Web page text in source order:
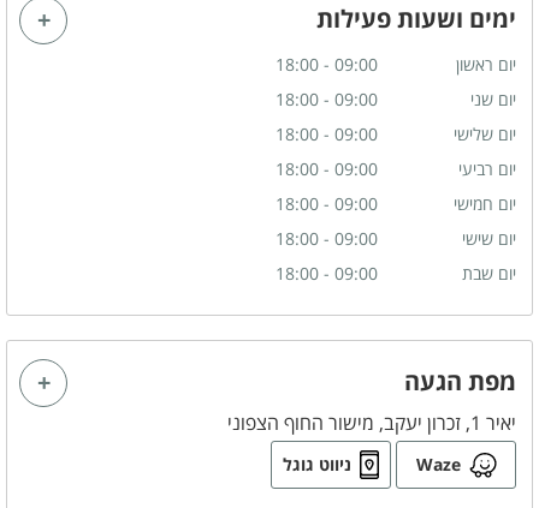
ימים ושעות פעילות
יום ראשון
09:00 - 18:00
יום שני
09:00 - 18:00
יום שלישי
09:00 - 18:00
יום רביעי
09:00 - 18:00
יום חמישי
09:00 - 18:00
יום שישי
09:00 - 18:00
יום שבת
09:00 - 18:00
מפת הגעה
יאיר 1, זכרון יעקב, מישור החוף הצפוני
Waze ניווט גוגל